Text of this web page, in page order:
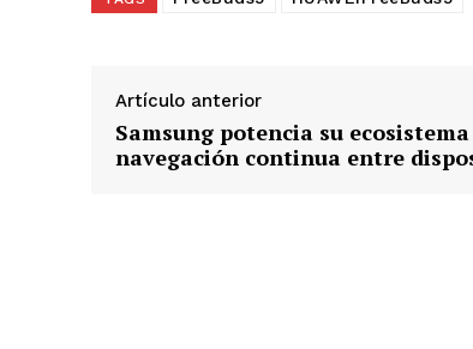
Artículo anterior
Samsung potencia su
navegación continua entre